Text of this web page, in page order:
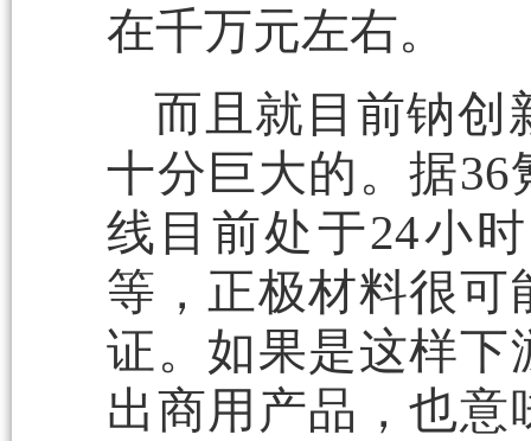
在千万元左右。
而且就目前钠创
十分巨大的。据
线目前处于24小
等，正极材料很可
证。如果是这样下
出商用产品，也